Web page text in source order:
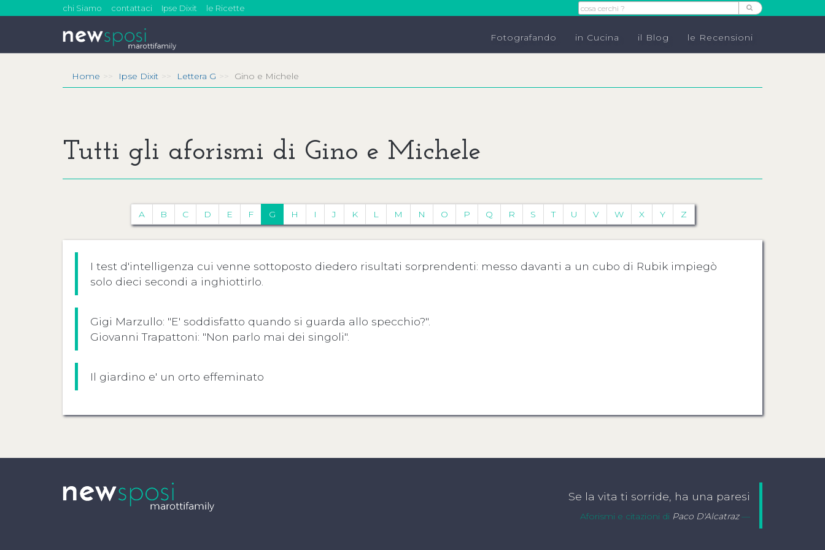
Fotografando in Cucina il Blog le Recensioni
chi Siamo contattaci Ipse Dixit le Ricette
Home Ipse Dixit Lettera G Gino e Michele
Tutti gli aforismi di Gino e Michele
A B C D E F G H I J K L M N O P Q R S T U V W X Y Z
I test d'intelligenza cui venne sottoposto diedero risultati sorprendenti: messo davanti a un cubo di Rubik impiegò
solo dieci secondi a inghiottirlo.
Gigi Marzullo: "E' soddisfatto quando si guarda allo specchio?".
Giovanni Trapattoni: "Non parlo mai dei singoli".
Il giardino e' un orto effeminato
Se la vita ti sorride, ha una paresi
Aforismi e citazioni di Paco D'Alcatraz